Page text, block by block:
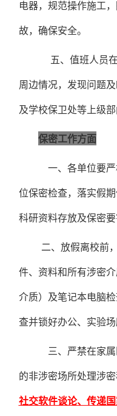
电器，规范操作施工
故，确保安全。
五、值班人员
周边情况，发现问题
及学校保卫处等上级部
保密工作方面
一、各单位要
位保密检查，落实假
科研资料存放及保密要
二、放假离校前
件、资料和所有涉密介
介质）及笔记本电脑
查并锁好办公、实验场
三、严禁在家
的非涉密场所处理涉密
社交软件谈论、传递